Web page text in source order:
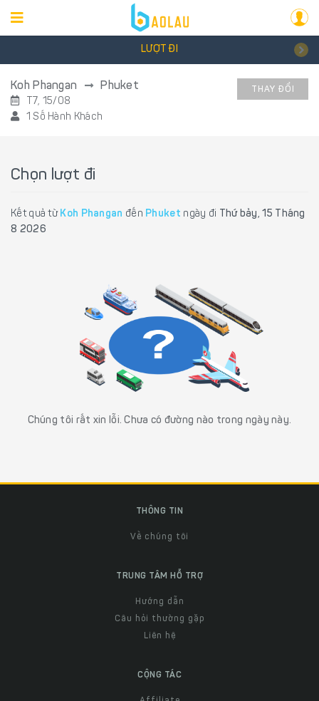
LƯỢT ĐI
Koh Phangan Phuket
T7, 15/08
1 Số Hành Khách
THAY ĐỔI
Chọn lượt đi
Kết quả từ Koh Phangan đến Phuket ngày đi Thứ bảy, 15 Tháng
8 2026
Chúng tôi rất xin lỗi. Chưa có đường nào trong ngày này.
THÔNG TIN
Về chúng tôi
TRUNG TÂM HỖ TRỢ
Hướng dẫn
Câu hỏi thường gặp
Liên hệ
CỘNG TÁC